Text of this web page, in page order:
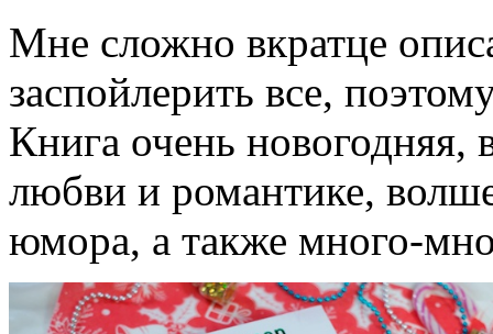
Мне сложно вкратце
заспойлерить все,
Книга очень новогодняя,
любви и романтике,
юмора, а также много-